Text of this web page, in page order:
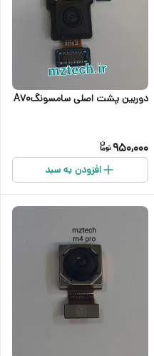
دوربین پشت اصلی سامسونگA70
950,000
افزودن به سبد